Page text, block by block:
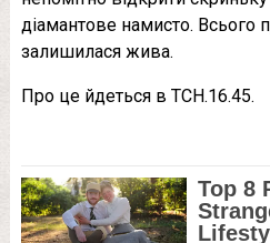
діамантове намисто. Всього
залишилася жива.
Про це йдеться в ТСН.16.45.